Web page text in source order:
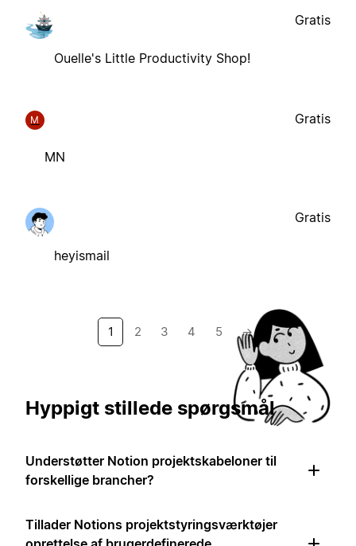
Ouelle's Little Productivity Shop!
Gratis
M
MN
Gratis
heyismail
Gratis
1 2 3 4 5 →
Hyppigt stillede spørgsmål
Understøtter Notion projektskabeloner til
forskellige brancher?
Tillader Notions projektstyringsværktøjer